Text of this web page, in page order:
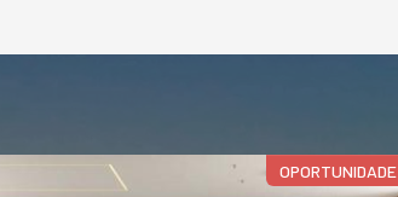
OPORTUNIDADE